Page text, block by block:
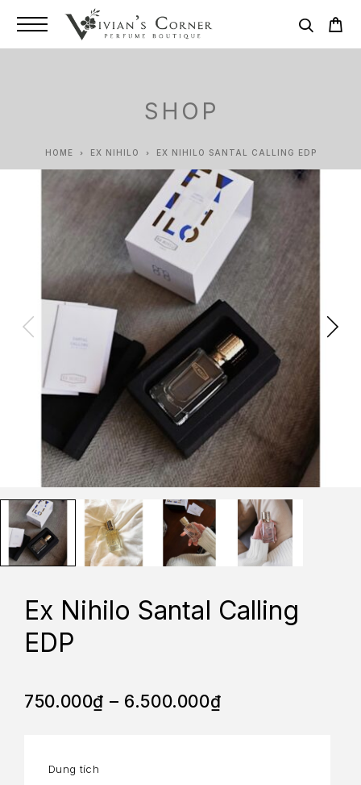
SHOP
HOME EX NIHILO EX NIHILO SANTAL CALLING EDP
Ex Nihilo Santal Calling
EDP
750.000₫ – 6.500.000₫
Dung tích